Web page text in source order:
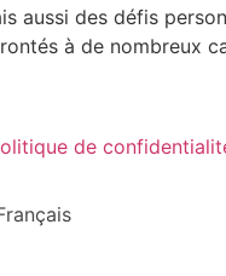
aussi des défis
à de nombreux
de